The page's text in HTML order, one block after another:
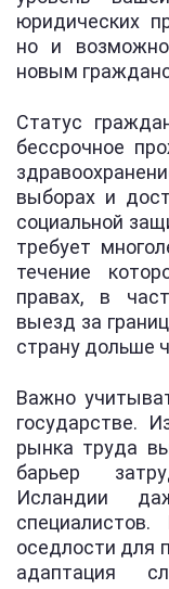
юридических
но и
новым
Статус
бессрочное
выборах и
социальной
требует
течение
правах, в
выезд за
страну дольше
Важно
государстве.
рынка труда
барьер
Исландии
оседлости для
адаптация